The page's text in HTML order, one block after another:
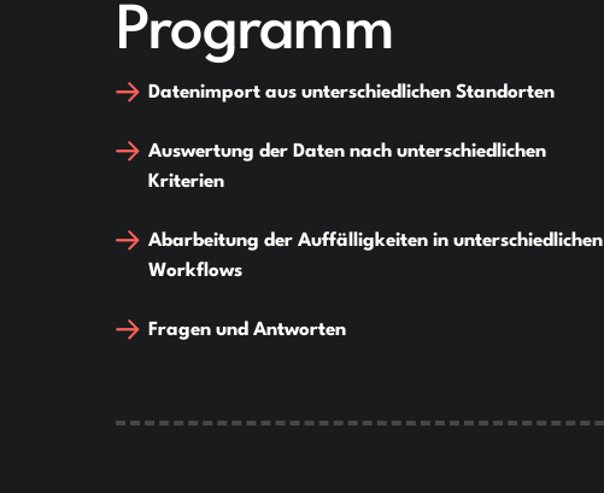
Programm
Datenimport aus unterschiedlichen Standorten
Auswertung der Daten nach unterschiedlichen
Kriterien
Abarbeitung der Auffälligkeiten in unterschiedlichen
Workflows
Fragen und Antworten